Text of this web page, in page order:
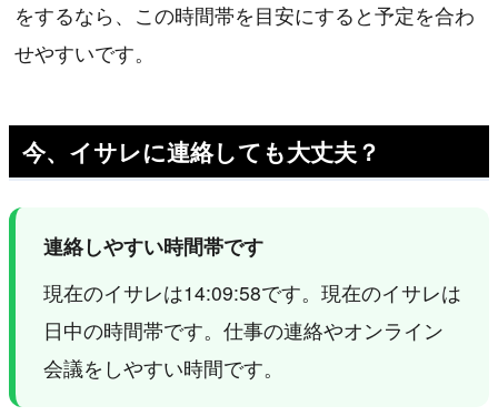
をするなら、この時間帯を目安にすると予定を合わ
せやすいです。
今、イサレに連絡しても大丈夫？
連絡しやすい時間帯です
現在のイサレは14:09:58です。現在のイサレは
日中の時間帯です。仕事の連絡やオンライン
会議をしやすい時間です。